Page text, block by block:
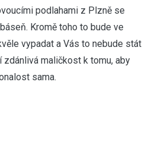
podlahami z Plzně se
Kromě toho to bude ve
vypadat a Vás to nebude stát
zdánlivá maličkost k tomu, aby
sama.